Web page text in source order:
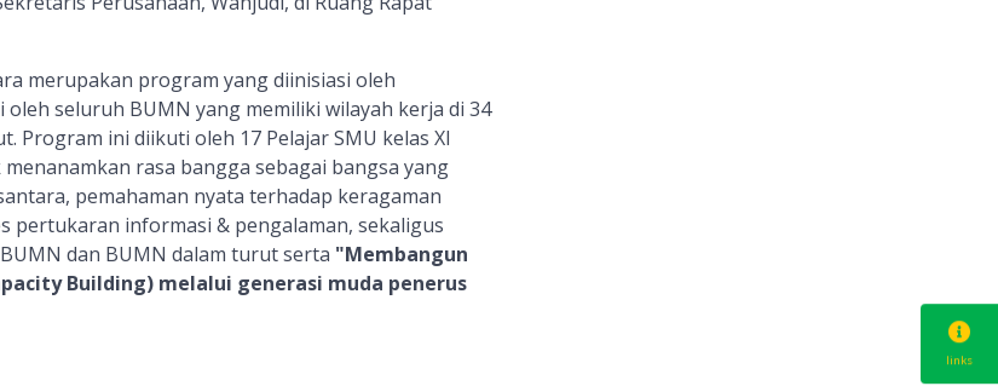
merupakan program yang diinisiasi oleh
seluruh BUMN yang memiliki wilayah kerja di 34
Program ini diikuti oleh 17 Pelajar SMU kelas XI
rasa bangga sebagai bangsa yang
pemahaman nyata terhadap keragaman
pertukaran informasi & pengalaman, sekaligus
dan BUMN dalam turut serta "Membangun
Building) melalui generasi muda penerus
links